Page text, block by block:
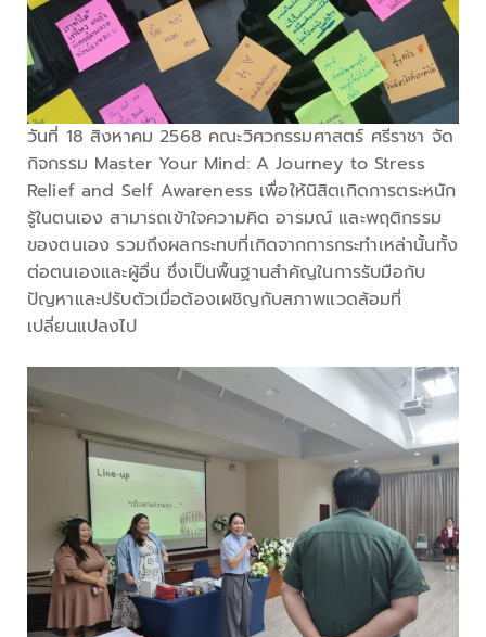
วันที่ 18 สิงหาคม 2568 คณะวิศวกรรมศาสตร์ ศรีราชา จัด
กิจกรรม Master Your Mind: A Journey to Stress
Relief and Self Awareness เพื่อให้นิสิตเกิดการตระหนัก
รู้ในตนเอง สามารถเข้าใจความคิด อารมณ์ และพฤติกรรม
ของตนเอง รวมถึงผลกระทบที่เกิดจากการกระทำเหล่านั้นทั้ง
ต่อตนเองและผู้อื่น ซึ่งเป็นพื้นฐานสำคัญในการรับมือกับ
ปัญหาและปรับตัวเมื่อต้องเผชิญกับสภาพแวดล้อมที่
เปลี่ยนแปลงไป